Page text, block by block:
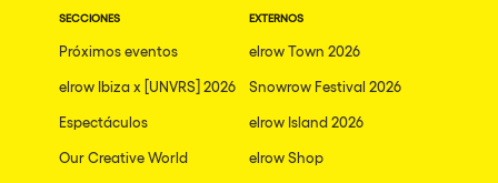
SECCIONES
Próximos eventos
elrow Ibiza x [UNVRS] 2026
Espectáculos
Our Creative World
EXTERNOS
elrow Town 2026
Snowrow Festival 2026
elrow Island 2026
elrow Shop